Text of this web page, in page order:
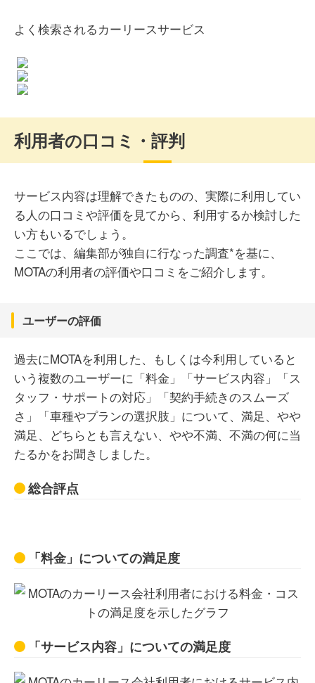
よく検索されるカーリースサービス
利用者の口コミ・評判
サービス内容は理解できたものの、実際に利用してい
る人の口コミや評価を見てから、利用するか検討した
い方もいるでしょう。
ここでは、編集部が独自に行なった調査*を基に、
MOTAの利用者の評価や口コミをご紹介します。
ユーザーの評価
過去にMOTAを利用した、もしくは今利用していると
いう複数のユーザーに「料金」「サービス内容」「ス
タッフ・サポートの対応」「契約手続きのスムーズ
さ」「車種やプランの選択肢」について、満足、やや
満足、どちらとも言えない、やや不満、不満の何に当
たるかをお聞きしました。
総合評点
「料金」についての満足度
「サービス内容」についての満足度